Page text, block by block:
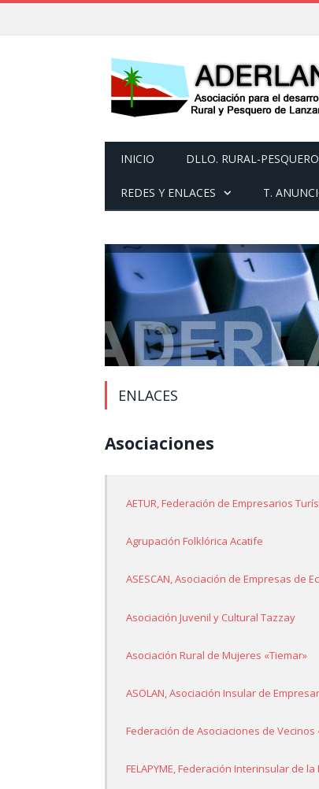
INICIO DLLO. RURAL-PESQUERO
REDES Y ENLACES T.
ENLACES
Asociaciones
AETUR, Federación de Empresarios
Agrupación Folklórica Acatife
ASESCAN, Asociación de Empresas de
Asociación Juvenil y Cultural Tazzay
Asociación Rural de Mujeres «Tiemar»
ASOLAN, Asociación Insular de
Federación de Asociaciones de Vecinos
FELAPYME, Federación Interinsular de